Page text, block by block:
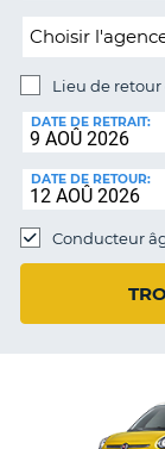
RÉSERVATION
CANADA
LANGUAGE
Lieu de
DE
RETOUR:
DATE DE RETRAIT:
DATE DE RETOUR:
Conducteur